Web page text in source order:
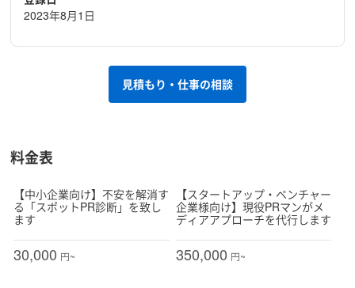
2023年8月1日
見積もり・仕事の相談
料金表
【中小企業向け】不安を解消す
る「スポットPR診断」を致し
ます
30,000 円~
【スタートアップ・ベンチャー
企業様向け】現役PRマンがメ
ディアアプローチを代行します
350,000 円~